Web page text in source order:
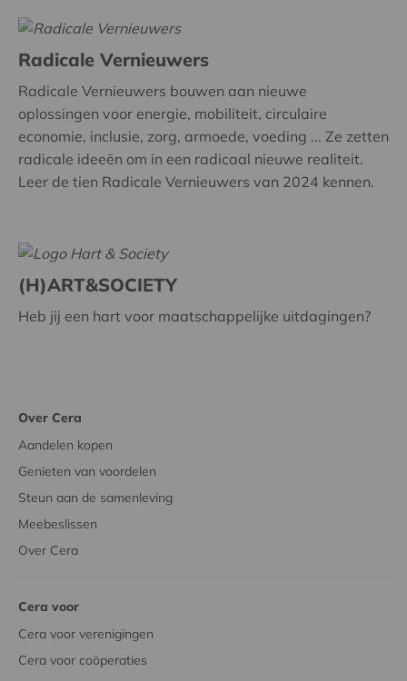
Radicale Vernieuwers
Radicale Vernieuwers bouwen aan nieuwe
oplossingen voor energie, mobiliteit, circulaire
economie, inclusie, zorg, armoede, voeding ... Ze zetten
radicale ideeën om in een radicaal nieuwe realiteit.
Leer de tien Radicale Vernieuwers van 2024 kennen.
(H)ART&SOCIETY
Heb jij een hart voor maatschappelijke uitdagingen?
Over Cera
Aandelen kopen
Genieten van voordelen
Steun aan de samenleving
Meebeslissen
Over Cera
Cera voor
Cera voor verenigingen
Cera voor coöperaties